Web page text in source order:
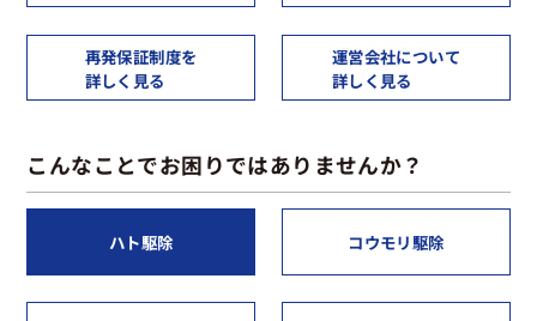
再発保証制度を
詳しく見る
運営会社について
詳しく見る
こんなことでお困りではありませんか？
ハト駆除 コウモリ駆除